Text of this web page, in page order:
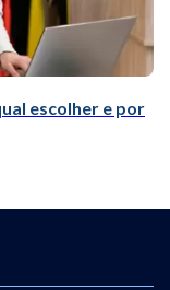
escolher e por